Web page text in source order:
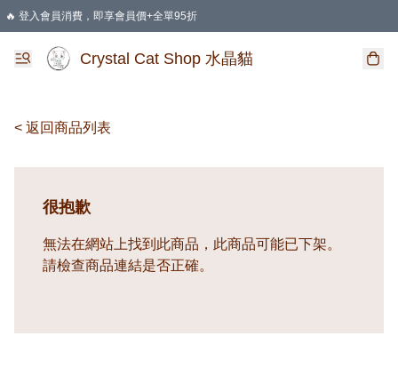
🔥 登入會員消費，即享會員價+全單95折
🛍️ 購物滿HKD 400 即享免運費優惠
Crystal Cat Shop 水晶貓
< 返回商品列表
很抱歉
無法在網站上找到此商品，此商品可能已下架。
請檢查商品連結是否正確。